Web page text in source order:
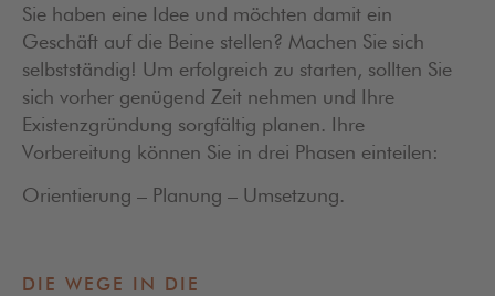
Sie haben eine Idee und möchten damit ein
Geschäft auf die Beine stellen? Machen Sie sich
selbstständig! Um erfolgreich zu starten, sollten Sie
sich vorher genügend Zeit nehmen und Ihre
Existenzgründung sorgfältig planen. Ihre
Vorbereitung können Sie in drei Phasen einteilen:
Orientierung – Planung – Umsetzung.
DIE WEGE IN DIE